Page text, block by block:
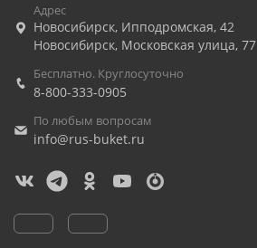
Адрес
Новосибирск, Ипподромская, 42
Новосибирск, Московская улица, 77
Бесплатно. Круглосуточно
8-800-333-0905
По любым вопросам
info@rus-buket.ru